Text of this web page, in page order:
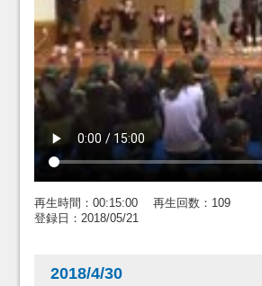
再生時間：00:15:00 再生回数：109
登録日：2018/05/21
2018/4/30